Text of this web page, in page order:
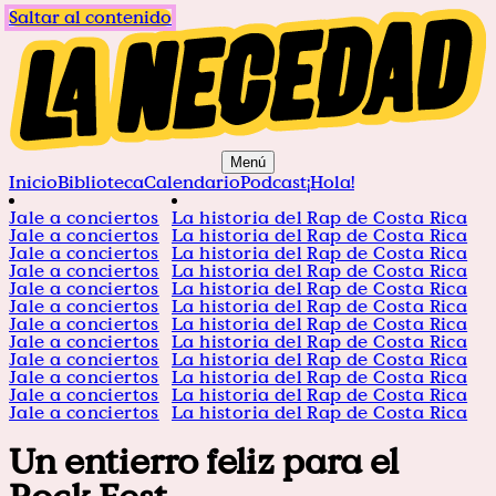
Saltar al contenido
Menú
InicioBibliotecaCalendarioPodcast¡Hola!
Jale a conciertos
Jale a conciertos
Jale a conciertos
Jale a conciertos
Jale a conciertos
Jale a conciertos
Jale a conciertos
Jale a conciertos
Jale a conciertos
Jale a conciertos
Jale a conciertos
Jale a conciertos
La historia del Rap de Costa Rica
La historia del Rap de Costa Rica
La historia del Rap de Costa Rica
La historia del Rap de Costa Rica
La historia del Rap de Costa Rica
La historia del Rap de Costa Rica
La historia del Rap de Costa Rica
La historia del Rap de Costa Rica
La historia del Rap de Costa Rica
La historia del Rap de Costa Rica
La historia del Rap de Costa Rica
La historia del Rap de Costa Rica
Un entierro feliz para el